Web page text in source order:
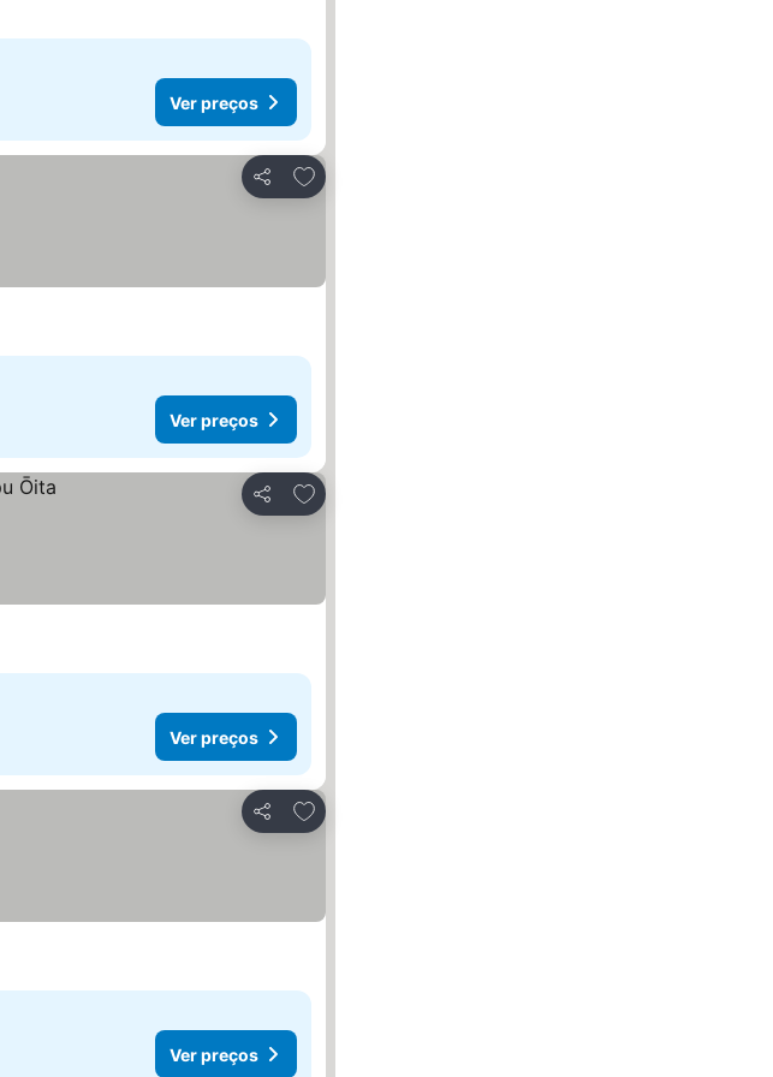
Ver preços
Partilhar
Adicionar aos favoritos
Ver preços
Partilhar
Adicionar aos favoritos
Ver preços
Partilhar
Adicionar aos favoritos
Ver preços